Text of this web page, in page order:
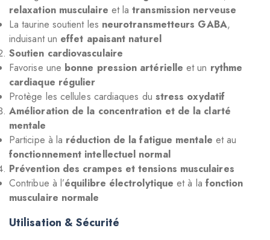
relaxation musculaire et latransmission nerveuse
La taurine soutient les neurotransmetteurs GABA,
induisant un effet apaisant naturel
Soutien cardiovasculaire
Favorise une bonne pression artérielle et un rythme
cardiaque régulier
Protège les cellules cardiaques du stress oxydatif
Amélioration de la concentration et de la clarté
mentale
Participe à la réduction de la fatigue mentale et au
fonctionnement intellectuel normal
Prévention des crampes et tensions musculaires
Contribue à l’équilibre électrolytique et à la fonction
musculaire normale
Utilisation & Sécurité